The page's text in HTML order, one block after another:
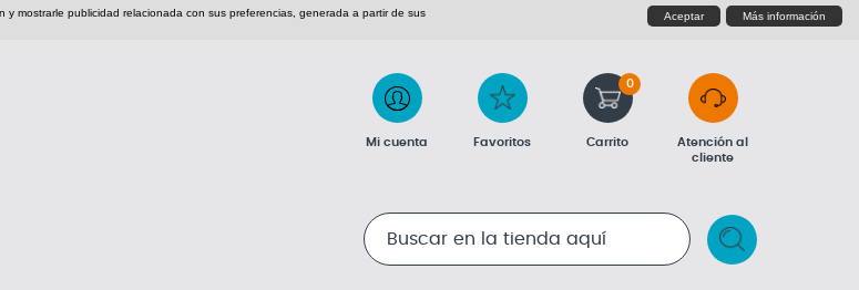
mostrarle publicidad relacionada con sus preferencias, generada a partir de sus
Aceptar Más información
Mi cuenta Favoritos Carrito
0
Atención al
cliente